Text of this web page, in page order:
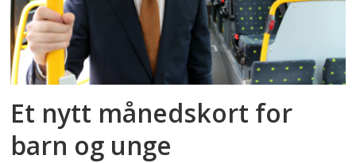
Et nytt månedskort for
barn og unge